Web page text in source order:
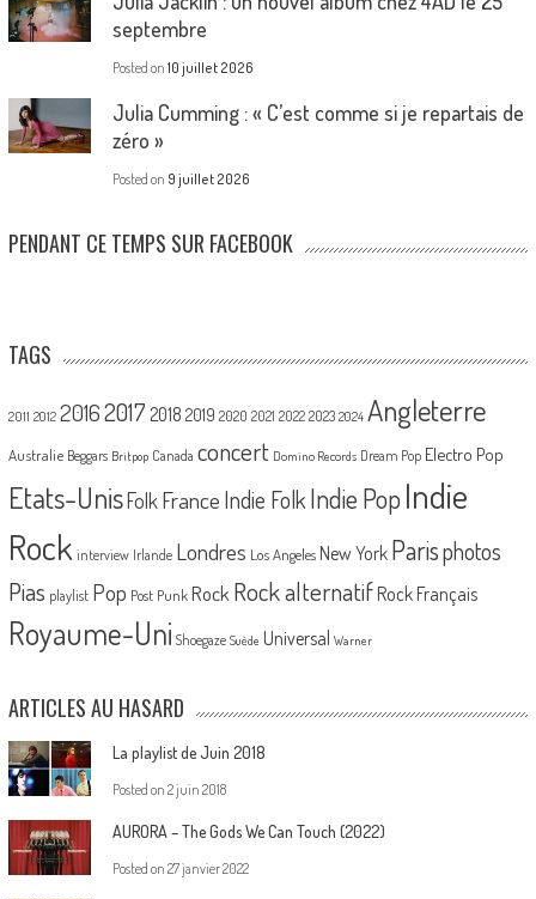
septembre
Posted on 10 juillet 2026
Julia Cumming : « C’est comme si je repartais de
zéro »
Posted on 9 juillet 2026
PENDANT CE TEMPS SUR FACEBOOK
TAGS
2011 2012 20162017 2018 2019 2020 2021 2022 2023 2024 Angleterre
Australie Beggars Britpop Canada concert Domino Records Dream Pop Electro Pop
Etats-UnisFolk France Indie FolkIndie PopIndie
Rock interview Irlande Londres Los Angeles New York Parisphotos
Pias playlist Pop Post Punk Rock Rock alternatif Rock Français
Royaume-Uni Shoegaze Suède Universal Warner
ARTICLES AU HASARD
La playlist de Juin 2018
Posted on 2 juin 2018
AURORA – The Gods We Can Touch (2022)
Posted on 27 janvier 2022